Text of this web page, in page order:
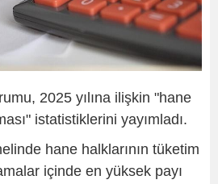
2025 yılına ilişkin "hane
istatistiklerini yayımladı.
hane halklarının tüketim
içinde en yüksek payı